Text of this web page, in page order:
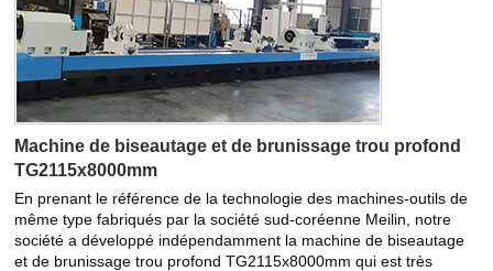
Machine de biseautage et de brunissage trou profond
TG2115x8000mm
En prenant le référence de la technologie des machines-outils de
même type fabriqués par la société sud-coréenne Meilin, notre
société a développé indépendamment la machine de biseautage
et de brunissage trou profond TG2115x8000mm qui est très